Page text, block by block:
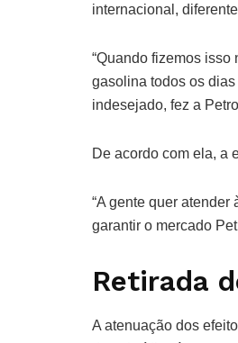
internacional,
“Quando fizemos
gasolina todos os
indesejado, fez a
De acordo com ela, a
“A gente quer
garantir o mercado
Retirada
A atenuação dos